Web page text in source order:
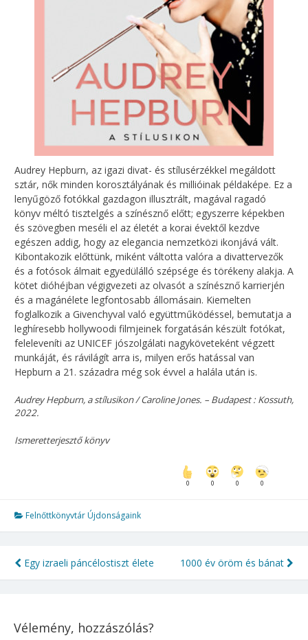
Audrey Hepburn, az igazi divat- és stílusérzékkel megáldott
sztár, nők minden korosztályának és millióinak példaképe. Ez a
lenyűgöző fotókkal gazdagon illusztrált, magával ragadó
könyv méltó tisztelgés a színésznő előtt; egyszerre képekben
és szövegben meséli el az életét a korai évektől kezdve
egészen addig, hogy az elegancia nemzetközi ikonjává vált.
Kibontakozik előttünk, miként váltotta valóra a divattervezők
és a fotósok álmait egyedülálló szépsége és törékeny alakja. A
kötet dióhéjban végigvezeti az olvasót a színésznő karrierjén
és a magánélete legfontosabb állomásain. Kiemelten
foglalkozik a Givenchyval való együttműködéssel, bemutatja a
leghíresebb hollywoodi filmjeinek forgatásán készült fotókat,
feleleveníti az UNICEF jószolgálati nagyköveteként végzett
munkáját, és rávilágít arra is, milyen erős hatással van
Hepburn a 21. századra még sok évvel a halála után is.
Audrey Hepburn, a stílusikon / Caroline Jones. – Budapest : Kossuth,
2022.
Ismeretterjesztő könyv
0 0 0 0
Felnőttkönyvtár Újdonságaink
Bejegyzés
Egy izraeli páncélostiszt élete 1000 év öröm és bánat
Vélemény, hozzászólás?